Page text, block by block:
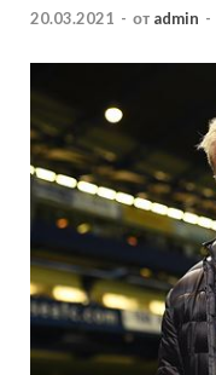
20.03.2021 - от admin -